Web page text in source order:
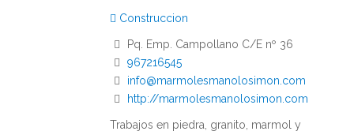
Construccion
Pq. Emp. Campollano C/E nº 36
967216545
info@marmolesmanolosimon.com
http://marmolesmanolosimon.com
Trabajos en piedra, granito, marmol y